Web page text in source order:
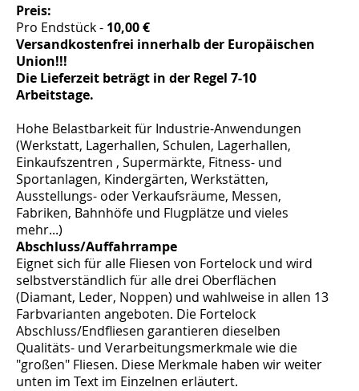
Preis:
Pro Endstück - 10,00 €
Versandkostenfrei innerhalb der Europäischen
Union!!!
Die Lieferzeit beträgt in der Regel 7-10
Arbeitstage.
Hohe Belastbarkeit für Industrie-Anwendungen
(Werkstatt, Lagerhallen, Schulen, Lagerhallen,
Einkaufszentren , Supermärkte, Fitness- und
Sportanlagen, Kindergärten, Werkstätten,
Ausstellungs- oder Verkaufsräume, Messen,
Fabriken, Bahnhöfe und Flugplätze und vieles
mehr...)
Abschluss/Auffahrrampe
Eignet sich für alle Fliesen von Fortelock und wird
selbstverständlich für alle drei Oberflächen
(Diamant, Leder, Noppen) und wahlweise in allen 13
Farbvarianten angeboten. Die Fortelock
Abschluss/Endfliesen garantieren dieselben
Qualitäts- und Verarbeitungsmerkmale wie die
"großen" Fliesen. Diese Merkmale haben wir weiter
unten im Text im Einzelnen erläutert.